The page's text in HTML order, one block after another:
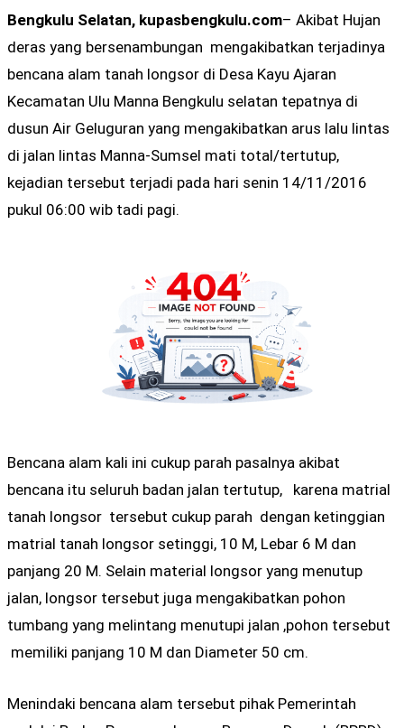
Bengkulu Selatan, kupasbengkulu.com– Akibat Hujan
deras yang bersenambungan mengakibatkan terjadinya
bencana alam tanah longsor di Desa Kayu Ajaran
Kecamatan Ulu Manna Bengkulu selatan tepatnya di
dusun Air Geluguran yang mengakibatkan arus lalu lintas
di jalan lintas Manna-Sumsel mati total/tertutup,
kejadian tersebut terjadi pada hari senin 14/11/2016
pukul 06:00 wib tadi pagi.
Bencana alam kali ini cukup parah pasalnya akibat
bencana itu seluruh badan jalan tertutup, karena matrial
tanah longsor tersebut cukup parah dengan ketinggian
matrial tanah longsor setinggi, 10 M, Lebar 6 M dan
panjang 20 M. Selain material longsor yang menutup
jalan, longsor tersebut juga mengakibatkan pohon
tumbang yang melintang menutupi jalan ,pohon tersebut
memiliki panjang 10 M dan Diameter 50 cm.
Menindaki bencana alam tersebut pihak Pemerintah